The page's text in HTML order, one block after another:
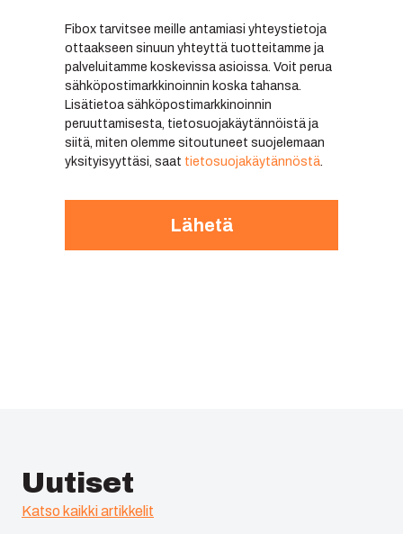
Fibox tarvitsee meille antamiasi yhteystietoja
ottaakseen sinuun yhteyttä tuotteitamme ja
palveluitamme koskevissa asioissa. Voit perua
sähköpostimarkkinoinnin koska tahansa.
Lisätietoa sähköpostimarkkinoinnin
peruuttamisesta, tietosuojakäytännöistä ja
siitä, miten olemme sitoutuneet suojelemaan
yksityisyyttäsi, saat tietosuojakäytännöstä
Uutiset
Katso kaikki artikkelit